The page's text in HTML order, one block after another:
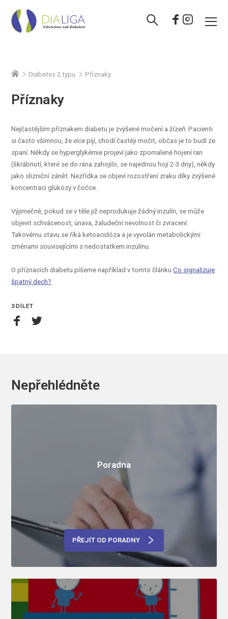
Diabetes 2.typu Příznaky
Příznaky
Nejčastějším příznakem diabetu je zvýšené močení a žízeň. Pacienti
si často všimnou, že více pijí, chodí častěji močit, občas je to budí ze
spaní. Někdy se hyperglykémie projeví jako zpomalené hojení ran
(škrábnutí, které se do rána zahojilo, se najednou hojí 2-3 dny), někdy
jako slizniční zánět. Nezřídka se objeví rozostření zraku díky zvýšené
koncentraci glukózy v čočce.
Výjimečně, pokud se v těle již neprodukuje žádný inzulín, se může
objevit schvácenost, únava, žaludeční nevolnost či zvracení.
Takovému stavu se říká ketoacidóza a je vyvolán metabolickými
změnami souvisejícími s nedostatkem inzulínu.
O příznacích diabetu píšeme například v tomto článkuCo signalizuje
špatný dech?
SDÍLET
Nepřehlédněte
Poradna
PŘEJÍT OD PORADNY